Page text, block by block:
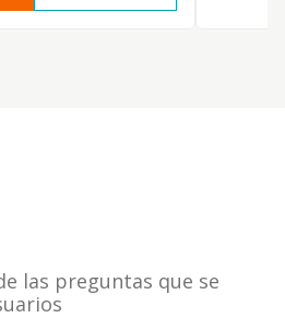
las preguntas que se